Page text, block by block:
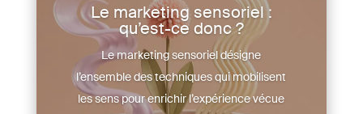
Le marketing sensoriel :
qu’est-ce donc ?
Le marketing sensoriel désigne
l’ensemble des techniques qui mobilisent
les sens pour enrichir l’expérience vécue